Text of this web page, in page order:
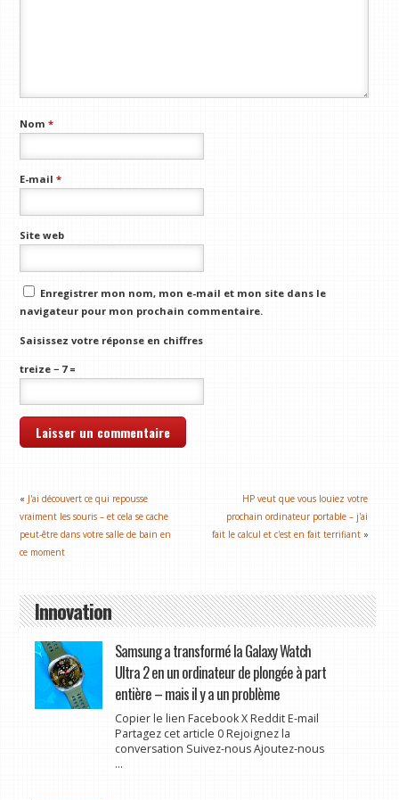
Nom*
E-mail*
Site web
Enregistrer mon nom, mon e-mail et mon site dans le
navigateur pour mon prochain commentaire.
Saisissez votre réponse en chiffres
treize − 7 =
« J'ai découvert ce qui repousse
vraiment les souris – et cela se cache
peut-être dans votre salle de bain en
ce moment
HP veut que vous louiez votre
prochain ordinateur portable – j'ai
fait le calcul et c'est en fait terrifiant»
Innovation
Samsung a transformé la Galaxy Watch
Ultra 2 en un ordinateur de plongée à part
entière – mais il y a un problème
Copier le lien Facebook X Reddit E-mail
Partagez cet article 0 Rejoignez la
conversation Suivez-nous Ajoutez-nous
...